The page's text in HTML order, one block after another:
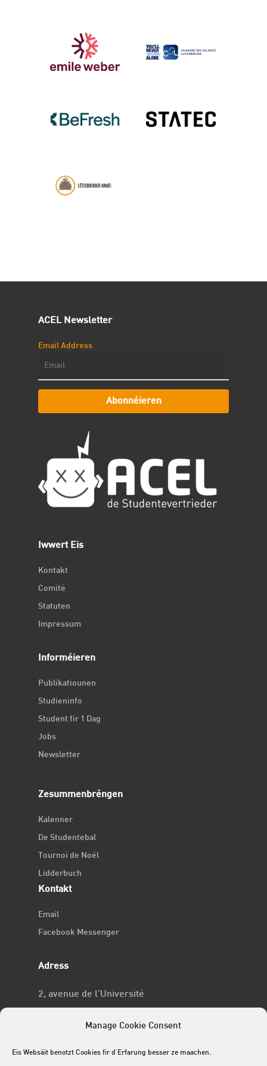
Manage Cookie Consent
Eis Websäit benotzt Cookies fir d'Erfarung besser ze maachen.
ACEL Newsletter
Email Address
Abonnéieren
Iwwert Eis
Kontakt
Comité
Statuten
Impressum
Informéieren
Publikatiounen
Studieninfo
Student fir 1 Dag
Jobs
Newsletter
Zesummenbréngen
Kalenner
De Studentebal
Tournoi de Noël
Lidderbuch
Kontakt
Email
Facebook Messenger
Adress
2, avenue de l’Université
No RCSL